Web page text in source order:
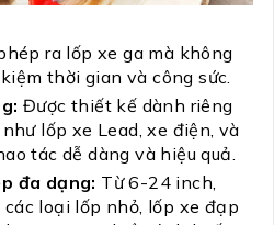
ra lốp xe ga mà không
thời gian và công sức.
Được thiết kế dành riêng
lốp xe Lead, xe điện, và
tác dễ dàng và hiệu quả.
đa dạng: Từ 6-24 inch,
loại lốp nhỏ, lốp xe đạp